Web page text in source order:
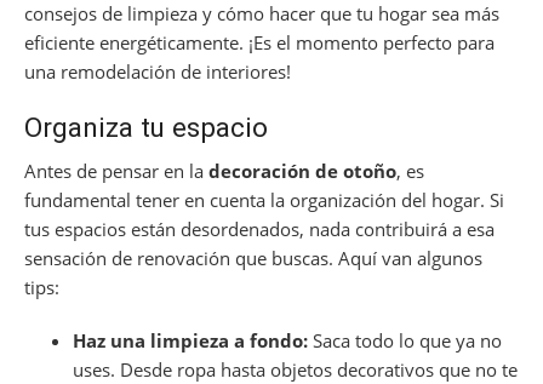
consejos de limpieza y cómo hacer que tu hogar sea más
eficiente energéticamente. ¡Es el momento perfecto para
una remodelación de interiores!
Organiza tu espacio
Antes de pensar en la decoración de otoño, es
fundamental tener en cuenta la organización del hogar. Si
tus espacios están desordenados, nada contribuirá a esa
sensación de renovación que buscas. Aquí van algunos
tips:
Haz una limpieza a fondo: Saca todo lo que ya no
uses. Desde ropa hasta objetos decorativos que no te